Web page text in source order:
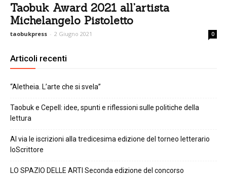
Taobuk Award 2021 all’artista
Michelangelo Pistoletto
taobukpress - 2 Giugno 2021 0
Articoli recenti
“Aletheia. L’arte che si svela”
Taobuk e Cepell: idee, spunti e riflessioni sulle politiche della
lettura
Al via le iscrizioni alla tredicesima edizione del torneo letterario
IoScrittore
LO SPAZIO DELLE ARTI Seconda edizione del concorso